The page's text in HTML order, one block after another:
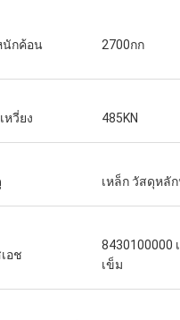
นักค้อน 2700กก
หวี่ยง 485KN
เหล็ก วัสดุหลั
อช
8430100000
เข็ม